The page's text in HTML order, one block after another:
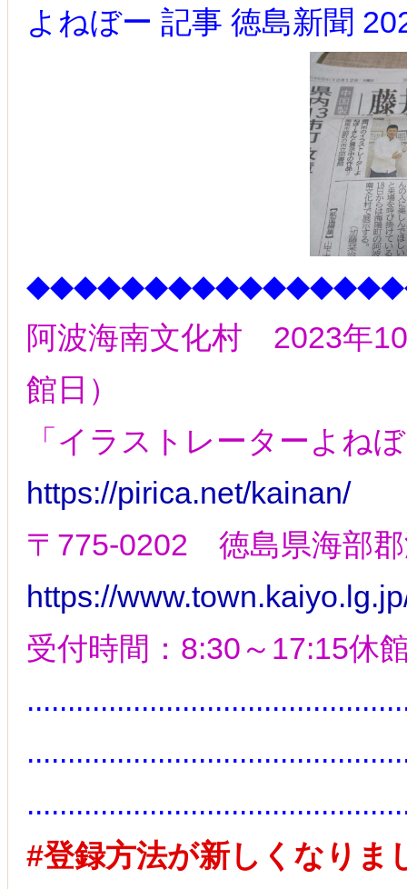
よねぼー 記事 徳島新聞
阿波海南文化村 2023年
館日）
「イラストレーターよね
https://pirica.net/kainan/
〒775-0202 徳島県海部
https://
受付時間：8:30～17:15休
#登録方法が新しくなりま